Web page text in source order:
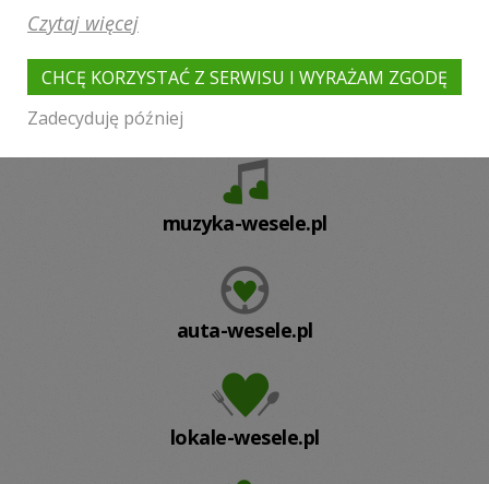
filmy-wesele.pl
muzyka-wesele.pl
auta-wesele.pl
lokale-wesele.pl
Czytaj więcej
CHCĘ KORZYSTAĆ Z SERWISU I WYRAŻAM ZGODĘ
Zadecyduję później